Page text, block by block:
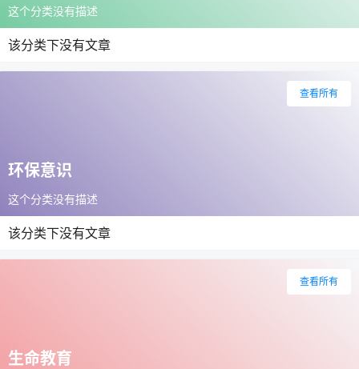
这个分类没有描述
该分类下没有文章
环保意识
这个分类没有描述
查看所有
该分类下没有文章
生命教育
查看所有